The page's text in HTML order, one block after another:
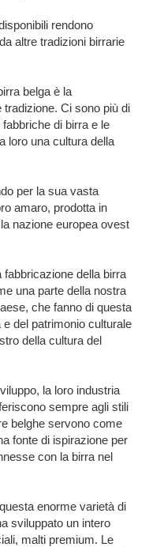
rendono
altre tradizioni birrarie
belga è la
Ci sono più di
di birra e le
loro una cultura della
per la sua vasta
amaro, prodotta in
nazione europea ovest
della birra
una parte della nostra
che fanno di questa
del patrimonio culturale
della cultura del
la loro industria
sempre agli stili
belghe servono come
fonte di ispirazione per
con la birra nel
enorme varietà di
sviluppato un intero
malti premium. Le